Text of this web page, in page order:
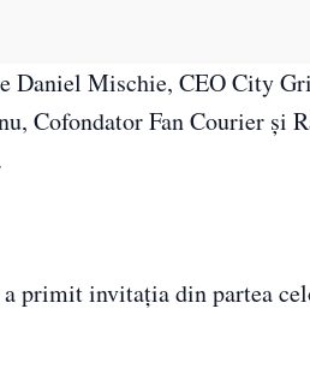
Daniel Mischie, CEO City
Cofondator Fan Courier și
primit invitația din partea